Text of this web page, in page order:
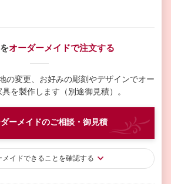
オーダーメイドで注文する
の変更、お好みの彫刻やデザインでオー
を製作します（別途御見積）。
ーメイドのご相談・御見積
メイドできることを確認する